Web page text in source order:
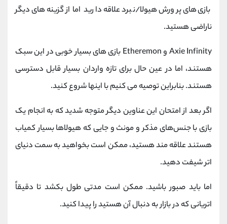
بازی‌های پرورش هیولا/نبرد علاقه دارید اما از گزینه‌های دیگر
ناراضی هستید.
Axie Infinity و Etheremon بازی های بسیار خوبی در این سبک
هستند، اما در عین حال برای تازه واردان بسیار قابل دسترسی
هستند. بنابراین توصیه می کنیم با اینها شروع کنید.
اگر بعد از امتحان این عناوین دیگر متوجه شدید که به انجام یک
بازی با جنس‌های مذکر و مونث و جایی که هیولاها بسیار کمیاب
هستند علاقه ‌مند هستید، ممکن است بخواهید به سمت دنیای
اتر شیفت دهید.
اما باید صبور باشید. ممکن است مدتی طول بکشد تا دقیقاً
اتریانی که در بازار به دنبال آن هستید را پیدا کنید.